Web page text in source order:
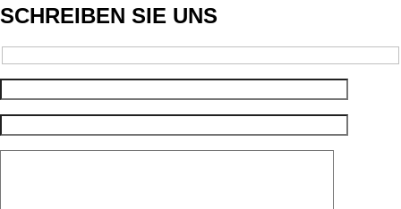
SCHREIBEN SIE UNS